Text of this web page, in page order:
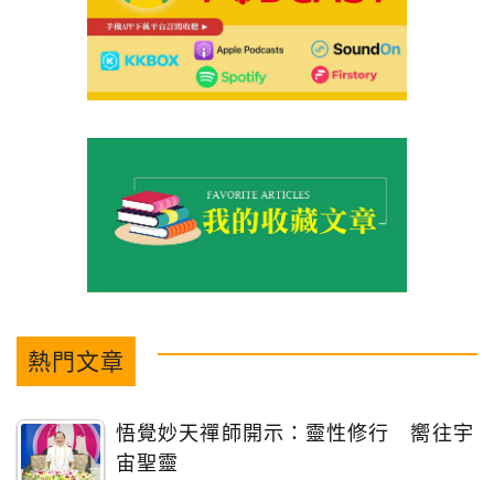
熱門文章
悟覺妙天禪師開示：靈性修行 嚮往宇
宙聖靈